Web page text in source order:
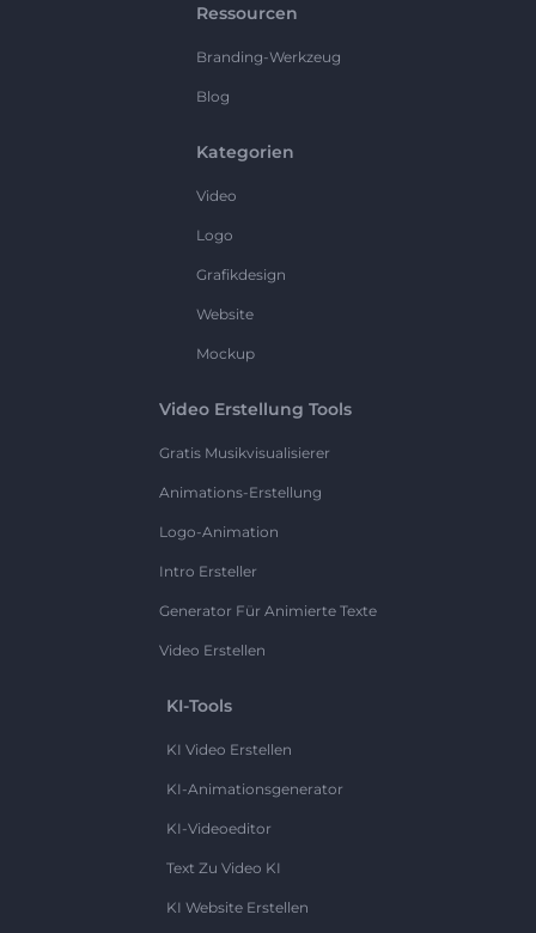
Ressourcen
Branding-Werkzeug
Blog
Kategorien
Video
Logo
Grafikdesign
Website
Mockup
Video Erstellung Tools
Gratis Musikvisualisierer
Animations-Erstellung
Logo-Animation
Intro Ersteller
Generator Für Animierte Texte
Video Erstellen
KI-Tools
KI Video Erstellen
KI-Animationsgenerator
KI-Videoeditor
Text Zu Video KI
KI Website Erstellen